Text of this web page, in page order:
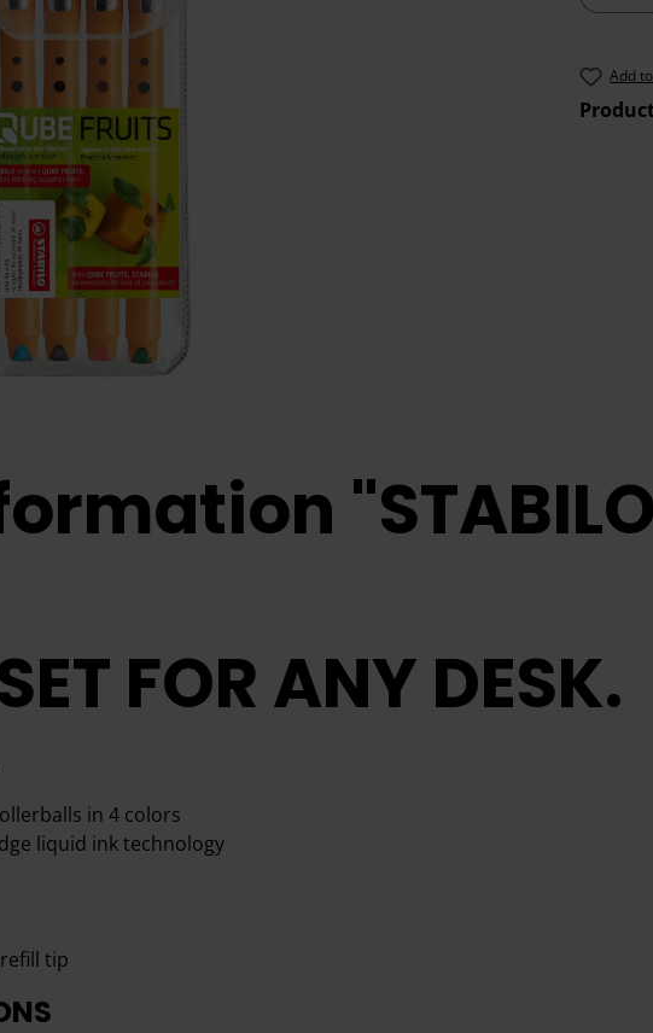
Add
FOR ANY DESK.
in 4 colors
liquid ink technology
tip